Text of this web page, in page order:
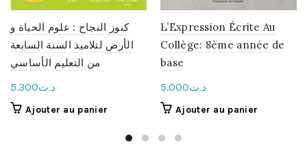
كنوز النجاح : علوم الحياة و
الأرض لتلاميذ السنة السابعة
من التعليم الأساسي
د.ت5.300
Ajouter au panier
L’Expression Écrite Au
Collège: 8ème année de
base
د.ت5.000
Ajouter au panier